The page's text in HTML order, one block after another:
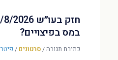
במס בפיצויים?
כתיבת תגובה/סרטונים / פיטר